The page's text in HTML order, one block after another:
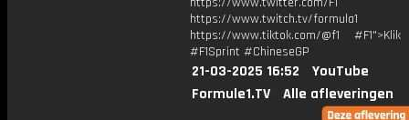
https://www.twitch.tv/formula1
https://www.tiktok.com/@f1
#F1Sprint #ChineseGP
21-03-2025 16:52
YouTube
Formule1.TV
Alle afleveringen